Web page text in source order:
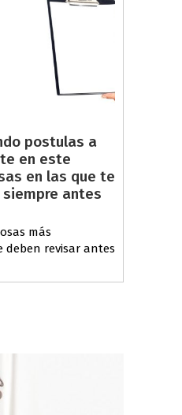
postulas a
en este
en las que te
antes
más
deben revisar antes